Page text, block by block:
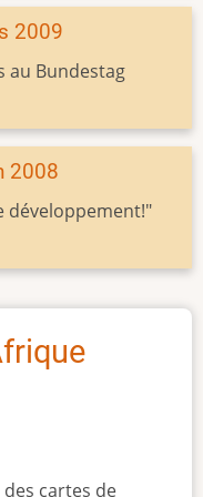
2009
au Bundestag
2008
développement!"
cartes de